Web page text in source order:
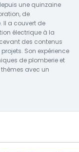
une quinzaine
de
Il a couvert de
électrique à la
des contenus
Son expérience
de plomberie et
thèmes avec un